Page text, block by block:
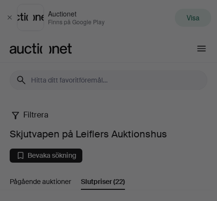
Stäng
Auctionet
Finns på Google Play Visa
Skjutvapen
på
Leiflers
Auktionshus
Filtrera
Skjutvapen på Leiflers Auktionshus
Bevaka sökning
Pågående auktioner Slutpriser(22)